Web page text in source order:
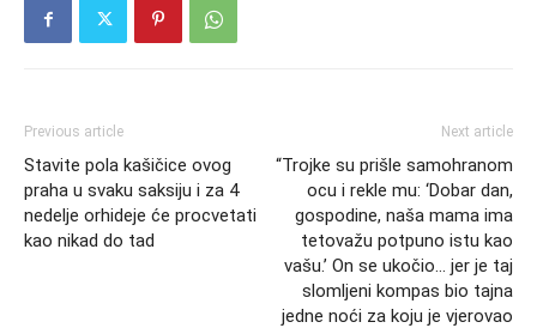
Previous article
Stavite pola kašičice ovog
praha u svaku saksiju i za 4
nedelje orhideje će procvetati
kao nikad do tad
Next article
“Trojke su prišle samohranom
ocu i rekle mu: ‘Dobar dan,
gospodine, naša mama ima
tetovažu potpuno istu kao
vašu.’ On se ukočio… jer je taj
slomljeni kompas bio tajna
jedne noći za koju je vjerovao